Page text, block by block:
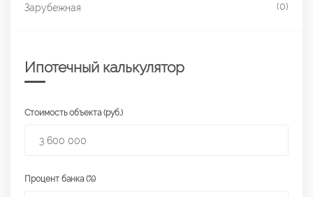
Зарубежная (0)
Ипотечный калькулятор
Стоимость объекта (руб.)
Процент банка (%)